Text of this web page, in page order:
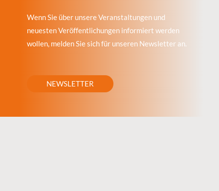
Wenn Sie über unsere Veranstaltungen und
neuesten Veröffentlichungen informiert werden
wollen, melden Sie sich für unseren Newsletter an.
NEWSLETTER